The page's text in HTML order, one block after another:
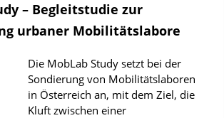
n
l
a
d
s
– Begleitstudie zur
urbaner Mobilitätslabore
Die MobLab Study setzt bei der
Sondierung von Mobilitätslaboren
in Österreich an, mit dem Ziel, die
Kluft zwischen einer